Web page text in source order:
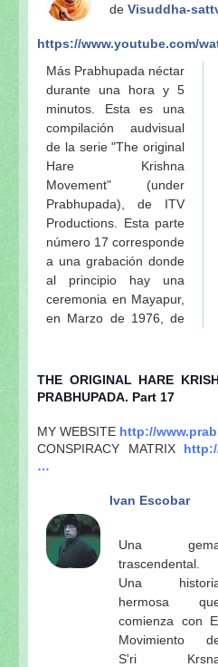
de Visuddha-
https://www.youtube.com/
Más Prabhupada néctar
durante una hora y 5
minutos. Esta es una
compilación audvisual
de la serie "The original
Hare Krishna
Movement" (under
Prabhupada), de ITV
Productions. Esta parte
número 17 corresponde
a una grabación donde
al principio hay una
ceremonia en Mayapur,
en Marzo de 1976, de
una iniciación de
sannyas (donde
tomaron sannyasi
Viraha-prakas Swami y
Pramana Swami,
ambos de Venezuela),
que se dio en Gaura-
purnima y varias otras
actividades, en India y
en otras partes,
incluyendo tomas de
Prabhupada viajando.
THE ORIGINAL HARE
PRABHUPADA. Part 17
MY WEBSITE http://
CONSPIRACY MATRIX
…
Ivan Escobar
Una
trascendental.
Una
hermosa
comienza con
Movimiento
S'ri
hace más de
años y que se
contará
siempre entre
hombres.
S'rila
! (29 de julio